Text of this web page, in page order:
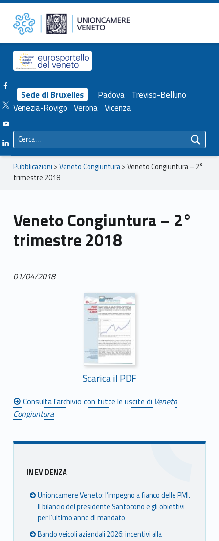
Veneto Congiuntura – 2° trimestre 2018 – Unioncamere del Veneto Unioncamere del Veneto
Header info sidebar
Sede di Bruxelles Padova Treviso-Belluno
Venezia-Rovigo Verona Vicenza
Facebook Unioncamere Veneto
Twitter Unioncamere Veneto
Youtube Unioncamere Veneto
Linkedin Unioncamere Veneto
Ricerca per:
Breadcrumbs navigation
Pubblicazioni >Veneto Congiuntura>Veneto Congiuntura – 2°
trimestre 2018
Veneto Congiuntura – 2°
trimestre 2018
01/04/2018
Scarica il PDF
Consulta l'archivio con tutte le uscite di Veneto
Congiuntura
Skip back to main navigation
Sidebar
IN EVIDENZA
Unioncamere Veneto: l’impegno a fianco delle PMI.
Il bilancio del presidente Santocono e gli obiettivi
per l’ultimo anno di mandato
Bando veicoli aziendali 2026: incentivi alla